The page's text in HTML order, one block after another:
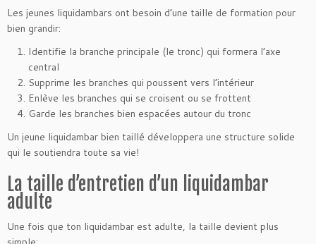
Les jeunes liquidambars ont besoin d’une taille de formation pour
bien grandir:
Identifie la branche principale (le tronc) qui formera l’axe
central
Supprime les branches qui poussent vers l’intérieur
Enlève les branches qui se croisent ou se frottent
Garde les branches bien espacées autour du tronc
Un jeune liquidambar bien taillé développera une structure solide
qui le soutiendra toute sa vie!
La taille d’entretien d’un liquidambar
adulte
Une fois que ton liquidambar est adulte, la taille devient plus